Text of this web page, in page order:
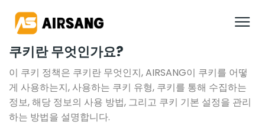
쿠키란 무엇인가요?
이 쿠키 정책은 쿠키란 무엇인지, AIRSANG이 쿠키를 어떻
게 사용하는지, 사용하는 쿠키 유형, 쿠키를 통해 수집하는
정보, 해당 정보의 사용 방법, 그리고 쿠키 기본 설정을 관리
하는 방법을 설명합니다.